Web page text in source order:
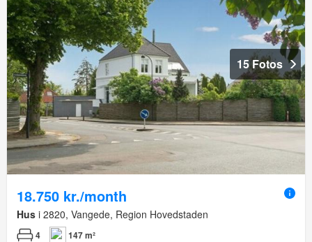
15 Fotos
18.750 kr./month
Hus i 2820, Vangede, Region Hovedstaden
4 147 m²